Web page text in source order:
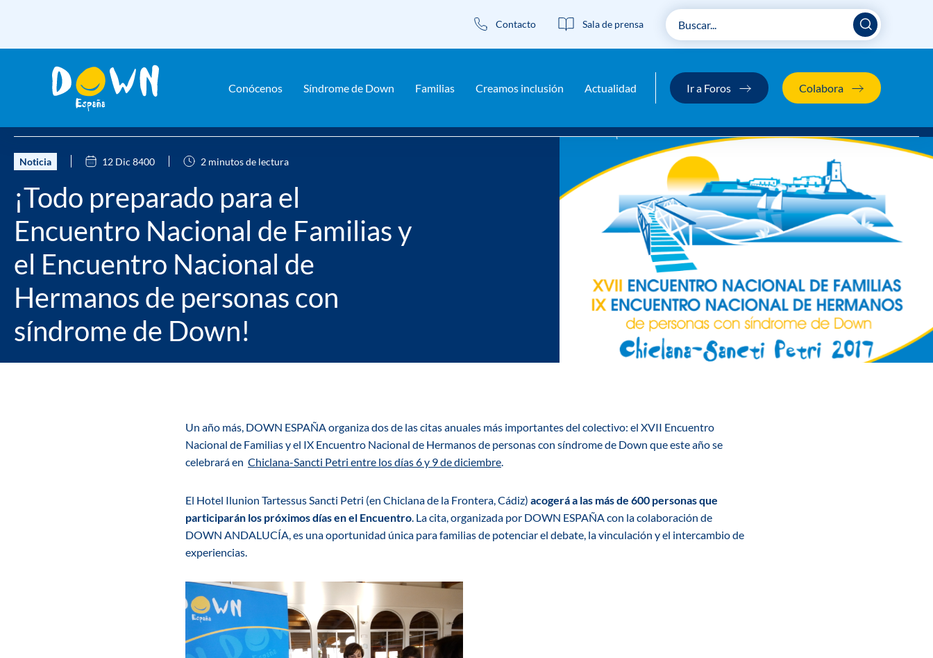
contenido
Conócenos Síndrome de Down Familias Creamos inclusión Actualidad Ir a Foros Colabora
Contacto Sala de prensa
Noticia 12 Dic 8400 2 minutos de lectura
¡Todo preparado para el
Encuentro Nacional de Familias y
el Encuentro Nacional de
Hermanos de personas con
síndrome de Down!
Un año más, DOWN ESPAÑA organiza dos de las citas anuales más importantes del colectivo: el XVII Encuentro
Nacional de Familias y el IX Encuentro Nacional de Hermanos de personas con síndrome de Down que este año se
celebrará en Chiclana-Sancti Petri entre los días 6 y 9 de diciembre.
El Hotel Ilunion Tartessus Sancti Petri (en Chiclana de la Frontera, Cádiz) acogerá a las más de 600 personas que
participarán los próximos días en el Encuentro. La cita, organizada por DOWN ESPAÑA con la colaboración de
DOWN ANDALUCÍA, es una oportunidad única para familias de potenciar el debate, la vinculación y el intercambio de
experiencias.